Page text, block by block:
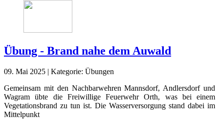
Übung - Brand nahe dem Auwald
09. Mai 2025 | Kategorie: Übungen
Gemeinsam mit den Nachbarwehren Mannsdorf, Andlersdorf und
Wagram übte die Freiwillige Feuerwehr Orth, was bei einem
Vegetationsbrand zu tun ist. Die Wasserversorgung stand dabei im
Mittelpunkt